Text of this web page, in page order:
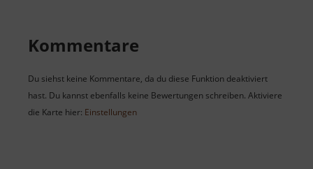
Kommentare
Du siehst keine Kommentare, da du diese Funktion deaktiviert
hast. Du kannst ebenfalls keine Bewertungen schreiben. Aktiviere
die Karte hier: Einstellungen